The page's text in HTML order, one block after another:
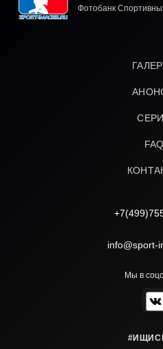
Фотобанк
FAQ
info@sport-
Мы в